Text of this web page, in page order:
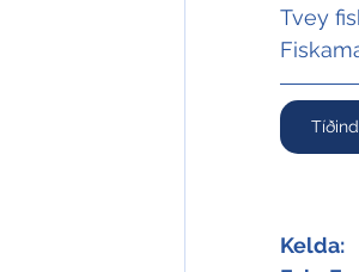
Tvey
Kelda: